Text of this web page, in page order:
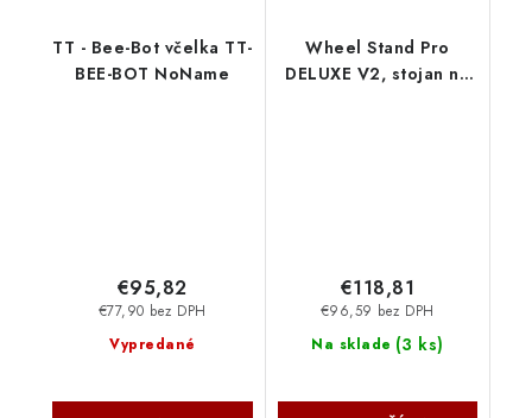
TT - Bee-Bot včelka TT-
BEE-BOT NoName
Vypredané
€77,90 bez DPH
€95,82
Wheel Stand Pro
DELUXE V2, stojan na
Na sklade (3 ks)
€96,59 bez DPH
€118,81